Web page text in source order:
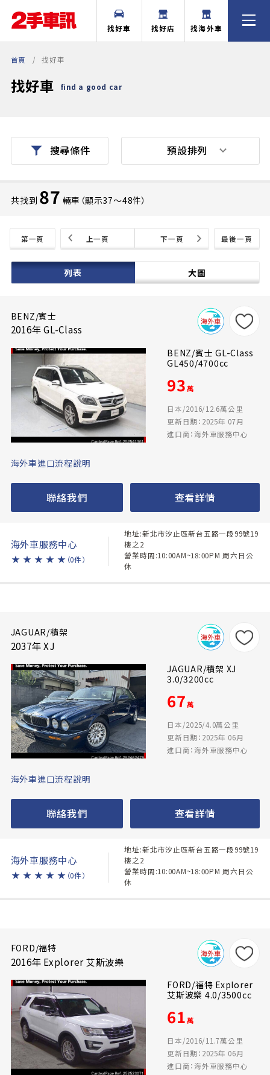
找好車 找好店 找海外車
首頁 找好車
找好車 find a good car
搜尋條件
共找到 87 輛車（顯示37〜48件）
第一頁 最後一頁
上一頁 下一頁
列表 大圖
預設排列
BENZ/賓士
2016年 GL-Class
BENZ/賓士 GL-Class
GL450/4700cc
93萬
日本/2016/12.6萬公里
更新日期：2025年 07月
進口商：海外車服務中心
海外車進口流程說明
聯絡我們 查看詳情
海外車服務中心
★ ★ ★ ★ ★ （0件）
地址:新北市汐止區新台五路一段99號19
樓之2
營業時間:10:00AM~18:00PM 周六日公
休
JAGUAR/積架
2037年 XJ
JAGUAR/積架 XJ
3.0/3200cc
67萬
日本/2025/4.0萬公里
更新日期：2025年 06月
進口商：海外車服務中心
海外車進口流程說明
聯絡我們 查看詳情
海外車服務中心
★ ★ ★ ★ ★ （0件）
地址:新北市汐止區新台五路一段99號19
樓之2
營業時間:10:00AM~18:00PM 周六日公
休
FORD/福特
2016年 Explorer 艾斯波樂
FORD/福特 Explorer
艾斯波樂 4.0/3500cc
61萬
日本/2016/11.7萬公里
更新日期：2025年 06月
進口商：海外車服務中心